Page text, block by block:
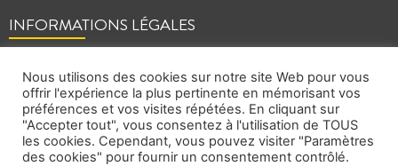
INFORMATIONS LÉGALES
Mentions légales
Politique de confidentialité
Plan du site
Nous utilisons des cookies sur notre site Web pour vous
offrir l'expérience la plus pertinente en mémorisant vos
préférences et vos visites répétées. En cliquant sur
"Accepter tout", vous consentez à l'utilisation de TOUS
les cookies. Cependant, vous pouvez visiter "Paramètres
des cookies" pour fournir un consentement contrôlé.